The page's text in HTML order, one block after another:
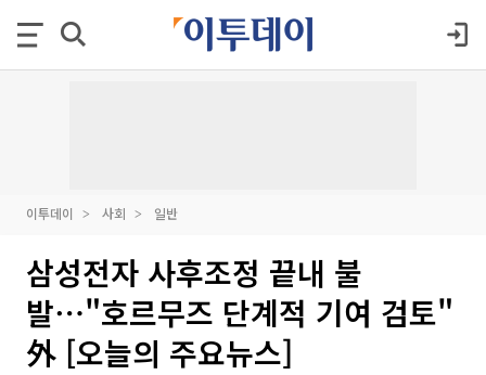
이투데이 사회 일반
삼성전자 사후조정 끝내 불
발⋯"호르무즈 단계적 기여 검토"
外 [오늘의 주요뉴스]